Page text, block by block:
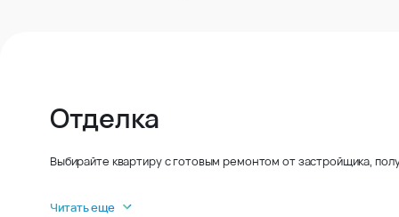
Отделка
Выбирайте квартиру с готовым ремонтом от застройщика,
Читать еще